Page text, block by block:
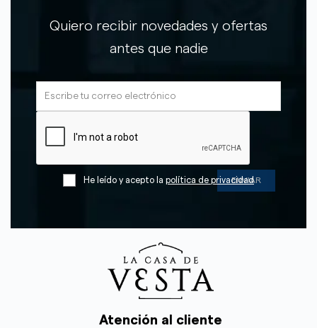
Quiero recibir novedades y ofertas
antes que nadie
He leído y acepto la política de privacidad
Atención al cliente